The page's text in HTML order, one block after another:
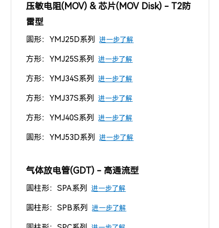
压敏电阻(MOV) & 芯片(MOV Disk) - T2防
雷型
圆形：YMJ25D系列进一步了解
方形：YMJ25S系列进一步了解
方形：YMJ34S系列进一步了解
方形：YMJ37S系列进一步了解
方形：YMJ40S系列进一步了解
圆形：YMJ53D系列进一步了解
气体放电管(GDT) - 高通流型
圆柱形：SPA系列进一步了解
圆柱形：SPB系列进一步了解